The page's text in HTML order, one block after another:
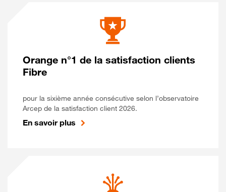
Orange n°1 de la satisfaction clients
Fibre
pour la sixième année consécutive selon l’observatoire
Arcep de la satisfaction client 2026.
En savoir plus